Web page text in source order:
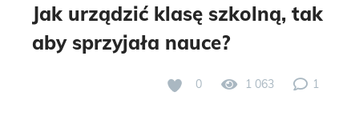
Jak urządzić klasę szkolną, tak
aby sprzyjała nauce?
0 1 063 1